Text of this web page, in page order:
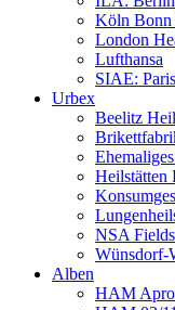
Köln
London
Lufthansa
SIAE:
Urbex
Beelitz
Heilstätten
NSA
Wünsdorf-
Alben
HAM